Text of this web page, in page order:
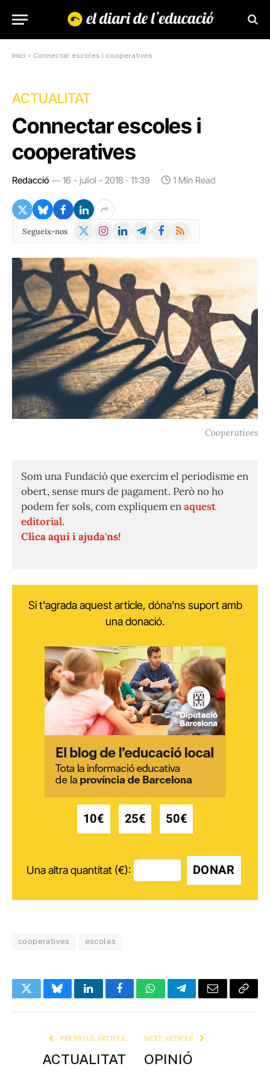
Inici » Connectar escoles i cooperatives
ACTUALITAT
Connectar escoles i
cooperatives
Redacció 16 - juliol - 2018 · 11:39 1 Min Read
Segueix-nos
X
Instagram
LinkedInTelegramFacebook
RSS
Cooperatives
Som una Fundació que exercim el periodisme en
obert, sense murs de pagament. Però no ho
podem fer sols, com expliquem enaquest
editorial.
Clica aquí i ajuda'ns!
Si t'agrada aquest article, dóna'ns suport amb
una donació.
10€ 25€ 50€
Una altra quantitat (€): DONAR
cooperatives escoles
TwitterBlueskyLinkedInFacebookWhatsAppTelegramEmail Copy
PREVIOUS ARTICLE
ACTUALITAT
NEXT ARTICLE
OPINIÓ